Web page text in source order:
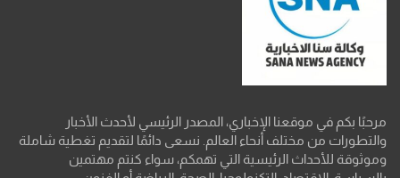
مرحبًا بكم في موقعنا الإخباري، المصدر الرئيسي لأحدث الأخبار
والتطورات من مختلف أنحاء العالم. نسعى دائمًا لتقديم تغطية شاملة
وموثوقة للأحداث الرئيسية التي تهمكم، سواء كنتم مهتمين